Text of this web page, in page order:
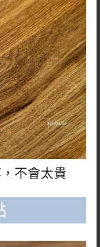
不會太貴